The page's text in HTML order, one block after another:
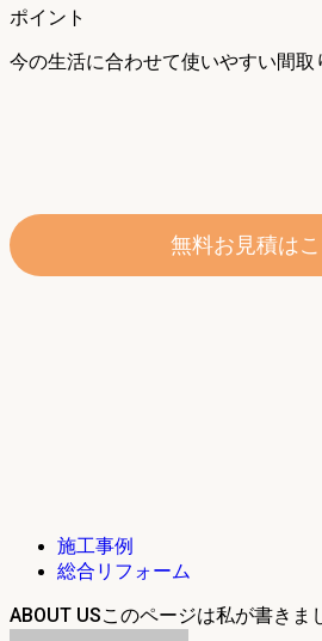
ポイント
今の生活に合わせて使いやすい間取
無料お見積は
施工事例
総合リフォーム
ABOUT US